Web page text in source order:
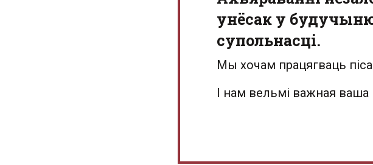
унёсак у
супольнасці.
Мы хочам працягваць
І нам вельмі важная